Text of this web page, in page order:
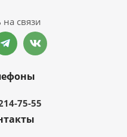
на связи
75-55